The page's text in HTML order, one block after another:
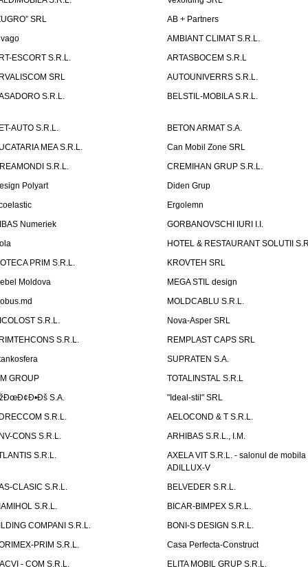
SRL
AB + Partners
AMBIANT CLIMAT S.R.L.
ESCORT S.R.L.
ARTASBOCEM S.R.L
SRL
AUTOUNIVERRS S.R.L.
S.R.L.
BELSTIL-MOBILA S.R.L.
AUTO S.R.L.
BETON ARMAT S.A.
MEA S.R.L.
Can Mobil Zone SRL
S.R.L.
CREMIHAN GRUP S.R.L.
Polyart
Diden Grup
Ergolemn
Numeriek
GORBANOVSCHI IURI I.I.
HOTEL & RESTAURANT SOLUTII
PRIM S.R.L.
KROVTEH SRL
Moldova
MEGA STIL design
MOLDCABLU S.R.L.
S.R.L.
Nova-Asper SRL
S.R.L.
REMPLAST CAPS SRL
SUPRATEN S.A.
GROUP
TOTALINSTAL S.R.L
S.A.
"Ideal-stil" SRL
S.R.L.
AELOCOND & T S.R.L.
CONS S.R.L.
ARHIBAS S.R.L., I.M.
S.R.L.
AXELA VIT S.R.L. - salonul de mobila
ADILLUX-V
CLASIC S.R.L.
BELVEDER S.R.L.
S.R.L.
BICAR-BIMPEX S.R.L.
COMPANI S.R.L.
BONI-S DESIGN S.R.L.
PRIM S.R.L.
Casa Perfecta-Construct
- COM S.R.L.
ELITA MOBIL GRUP S.R.L.